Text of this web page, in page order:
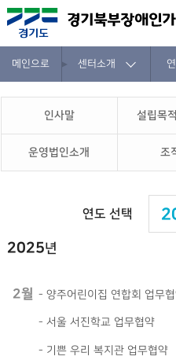
메인으로 센터소개
인사말 설립목
운영법인소개 조
연도 선택
2025년
2월 - 양주어린이집 연합회 업무
- 서울 서진학교 업무협약
- 기쁜 우리 복지관 업무협약